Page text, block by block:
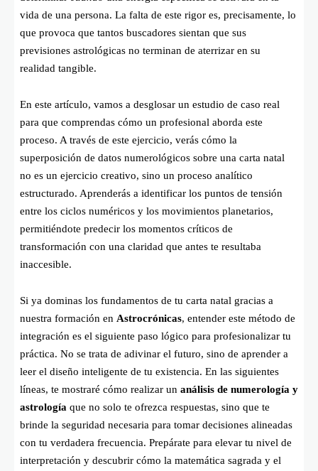
vida de una persona. La falta de este rigor es, precisamente, lo
que provoca que tantos buscadores sientan que sus
previsiones astrológicas no terminan de aterrizar en su
realidad tangible.
En este artículo, vamos a desglosar un estudio de caso real
para que comprendas cómo un profesional aborda este
proceso. A través de este ejercicio, verás cómo la
superposición de datos numerológicos sobre una carta natal
no es un ejercicio creativo, sino un proceso analítico
estructurado. Aprenderás a identificar los puntos de tensión
entre los ciclos numéricos y los movimientos planetarios,
permitiéndote predecir los momentos críticos de
transformación con una claridad que antes te resultaba
inaccesible.
Si ya dominas los fundamentos de tu carta natal gracias a
nuestra formación en Astrocrónicas, entender este método de
integración es el siguiente paso lógico para profesionalizar tu
práctica. No se trata de adivinar el futuro, sino de aprender a
leer el diseño inteligente de tu existencia. En las siguientes
líneas, te mostraré cómo realizar un análisis de numerología y
astrología que no solo te ofrezca respuestas, sino que te
brinde la seguridad necesaria para tomar decisiones alineadas
con tu verdadera frecuencia. Prepárate para elevar tu nivel de
interpretación y descubrir cómo la matemática sagrada y el